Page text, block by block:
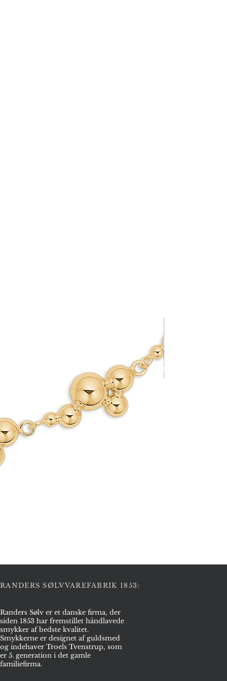
RANDERS SØLVVAREFABRIK 1853:
Randers Sølv er et danske firma, der
siden 1853 har fremstillet håndlavede
smykker af bedste kvalitet.
Smykkerne er designet af guldsmed
og indehaver Troels Tvenstrup, som
er 5. generation i det gamle
familiefirma.